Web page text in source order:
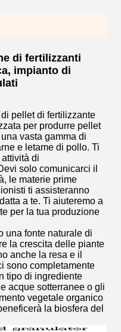
di fertilizzanti
impianto di
pellet di fertilizzante
per produrre pellet
vasta gamma di
e letame di pollo. Ti
di
solo comunicarci il
le materie prime
ti assisteranno
a te. Ti aiuteremo a
per la tua produzione
una fonte naturale di
la crescita delle piante
anche la resa e il
sono completamente
tipo di ingrediente
acque sotterranee o gli
vegetale organico
la biosfera del